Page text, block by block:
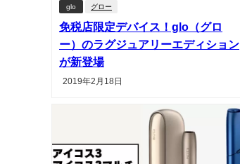
glo グロー
免税店限定デバイス！glo（グロ
ー）のラグジュアリーエディション
が新登場
2019年2月18日